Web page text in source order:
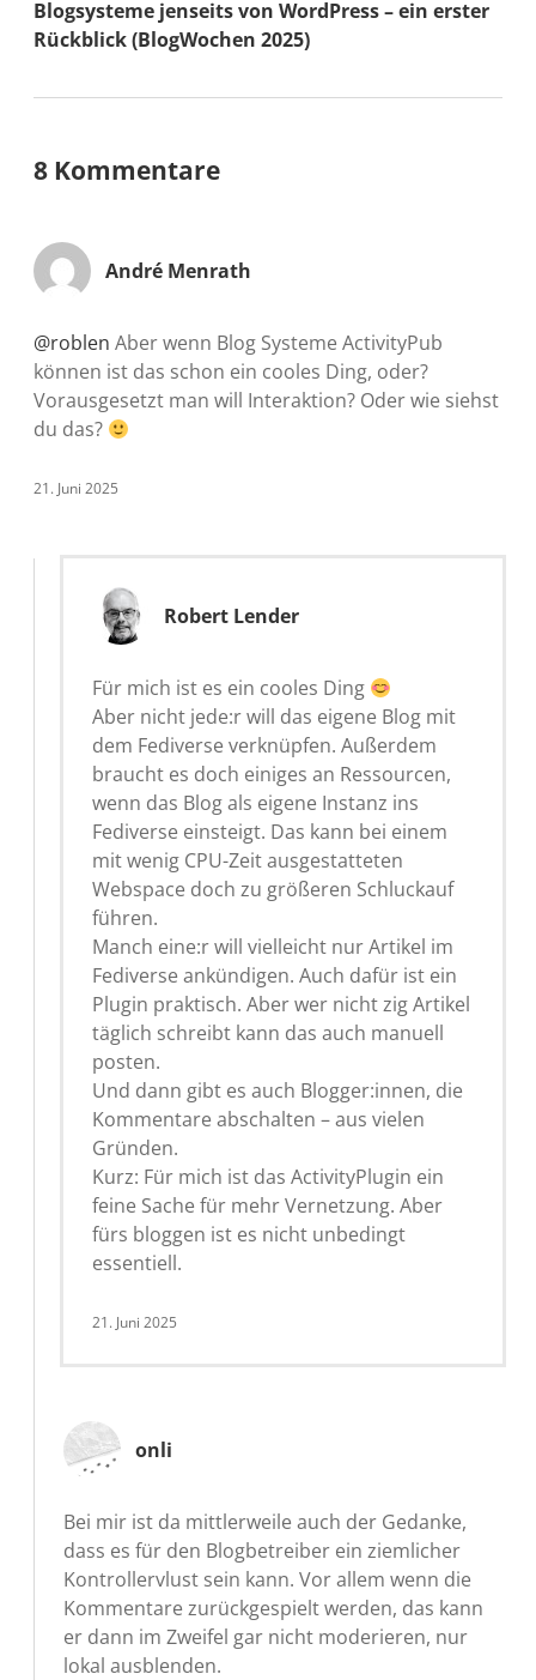
Blogsysteme jenseits von WordPress – ein erster
Rückblick (BlogWochen 2025)
8 Kommentare
André Menrath
@roblen Aber wenn Blog Systeme ActivityPub
können ist das schon ein cooles Ding, oder?
Vorausgesetzt man will Interaktion? Oder wie siehst
du das?
21. Juni 2025
Robert Lender
Für mich ist es ein cooles Ding
Aber nicht jede:r will das eigene Blog mit
dem Fediverse verknüpfen. Außerdem
braucht es doch einiges an Ressourcen,
wenn das Blog als eigene Instanz ins
Fediverse einsteigt. Das kann bei einem
mit wenig CPU-Zeit ausgestatteten
Webspace doch zu größeren Schluckauf
führen.
Manch eine:r will vielleicht nur Artikel im
Fediverse ankündigen. Auch dafür ist ein
Plugin praktisch. Aber wer nicht zig Artikel
täglich schreibt kann das auch manuell
posten.
Und dann gibt es auch Blogger:innen, die
Kommentare abschalten – aus vielen
Gründen.
Kurz: Für mich ist das ActivityPlugin ein
feine Sache für mehr Vernetzung. Aber
fürs bloggen ist es nicht unbedingt
essentiell.
21. Juni 2025
onli
Bei mir ist da mittlerweile auch der Gedanke,
dass es für den Blogbetreiber ein ziemlicher
Kontrollervlust sein kann. Vor allem wenn die
Kommentare zurückgespielt werden, das kann
er dann im Zweifel gar nicht moderieren, nur
lokal ausblenden.